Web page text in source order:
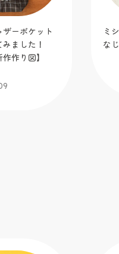
ーポケット
ました！
作り図】
ミ
な